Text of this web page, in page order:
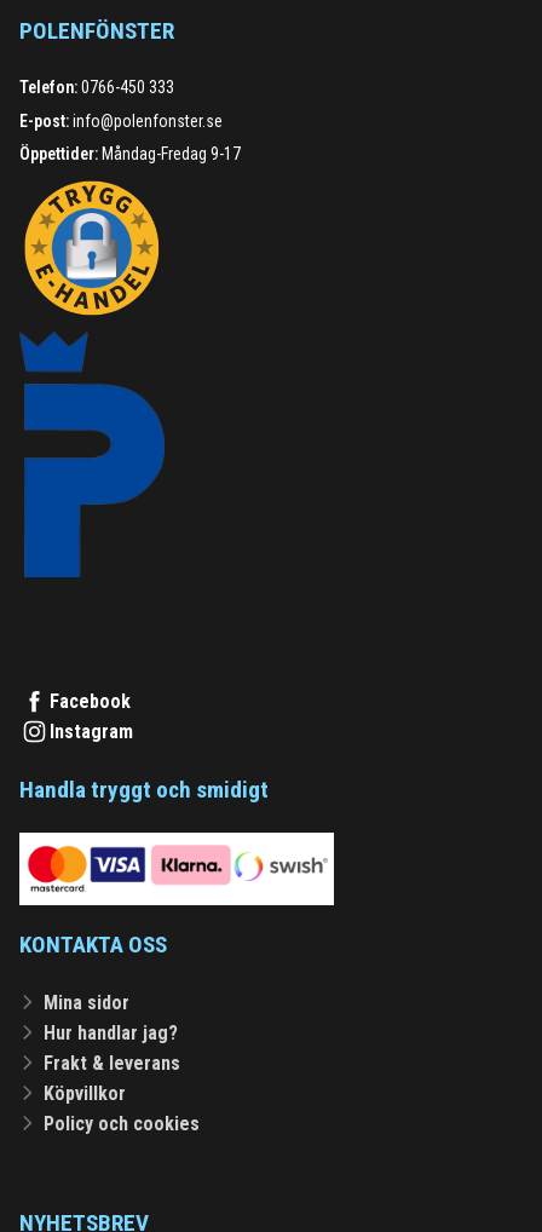
POLENFÖNSTER
Telefon:0766-450 333
E-post:info@polenfonster.se
Öppettider: Måndag-Fredag 9-17
Facebook
Instagram
Handla tryggt och smidigt
KONTAKTA OSS
Mina sidor
Hur handlar jag?
Frakt & leverans
Köpvillkor
Policy och cookies
NYHETSBREV